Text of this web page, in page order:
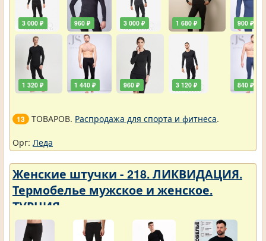
3 000 ₽
1 320 ₽
960 ₽
1 440 ₽
3 000 ₽
960 ₽
1 680 ₽
3 120 ₽
900 ₽
840 ₽
13 ТОВАРОВ. Распродажа для спорта и фитнеса.
Орг: Леда
Женские штучки - 218. ЛИКВИДАЦИЯ.
Термобелье мужское и женское.
ТУРЦИЯ